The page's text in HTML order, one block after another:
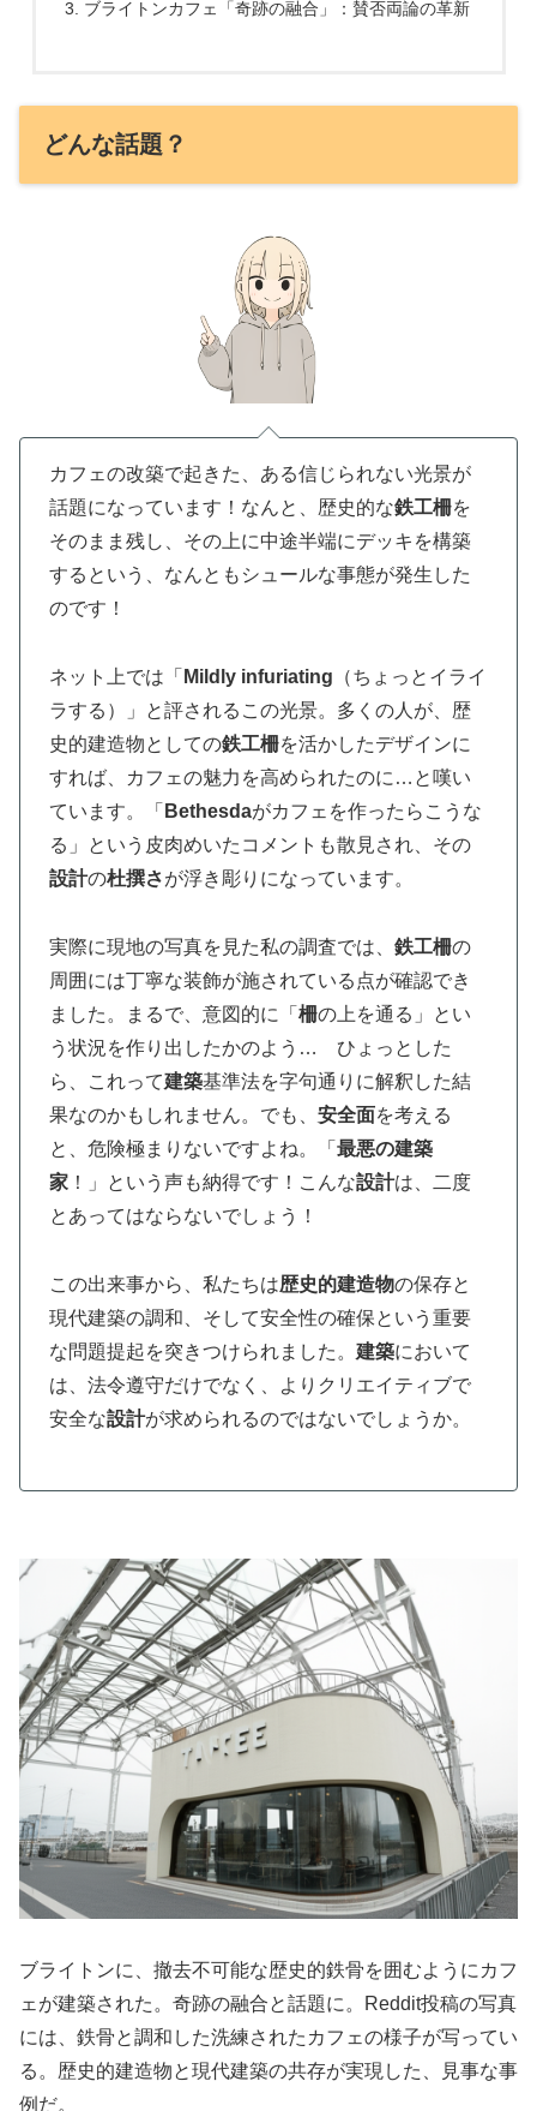
ブライトンカフェ「奇跡の融合」：賛否両論の革新
どんな話題？
カフェの改築で起きた、ある信じられない光景が
話題になっています！なんと、歴史的な鉄工柵を
そのまま残し、その上に中途半端にデッキを構築
するという、なんともシュールな事態が発生した
のです！
ネット上では「 Mildly infuriating （ちょっとイライ
ラする）」と評されるこの光景。多くの人が、歴
史的建造物としての鉄工柵を活かしたデザインに
すれば、カフェの魅力を高められたのに…と嘆い
ています。「 Bethesdaがカフェを作ったらこうな
る」という皮肉めいたコメントも散見され、その
設計の杜撰さが浮き彫りになっています。
実際に現地の写真を見た私の調査では、 鉄工柵の
周囲には丁寧な装飾が施されている点が確認でき
ました。まるで、意図的に「 柵の上を通る」とい
う状況を作り出したかのよう… ひょっとした
ら、これって建築基準法を字句通りに解釈した結
果なのかもしれません。でも、 安全面を考える
と、危険極まりないですよね。「 最悪の建築
家 ！」という声も納得です！こんな設計は、二度
とあってはならないでしょう！
この出来事から、私たちは歴史的建造物の保存と
現代建築の調和、そして安全性の確保という重要
な問題提起を突きつけられました。 建築において
は、法令遵守だけでなく、よりクリエイティブで
安全な設計が求められるのではないでしょうか。
ブライトンに、撤去不可能な歴史的鉄骨を囲むようにカフ
ェが建築された。奇跡の融合と話題に。Reddit投稿の写真
には、鉄骨と調和した洗練されたカフェの様子が写ってい
る。歴史的建造物と現代建築の共存が実現した、見事な事
例だ。